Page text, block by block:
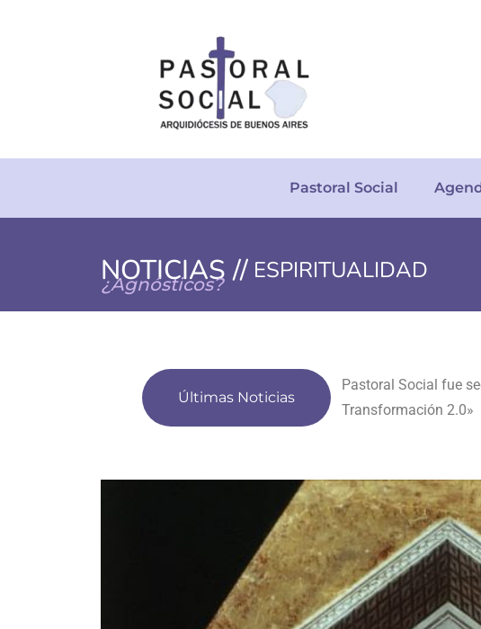
Pastoral Social
NOTICIAS // ESPIRITUALIDAD
¿Agnósticos?
Últimas Noticias Presentación de la